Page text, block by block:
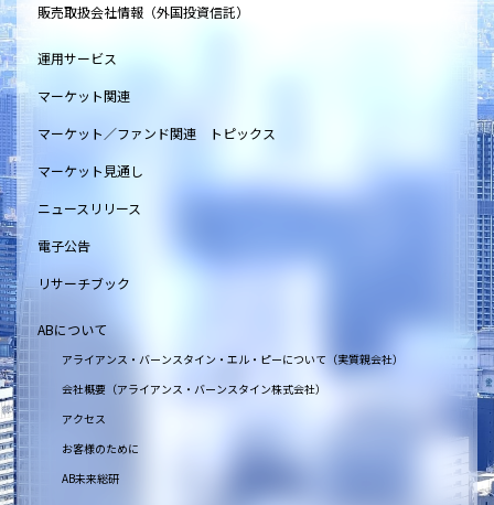
販売取扱会社情報（外国投資信託）
運用サービス
マーケット関連
マーケット／ファンド関連 トピックス
マーケット見通し
ニュースリリース
電子公告
リサーチブック
ABについて
アライアンス・バーンスタイン・エル・ピーについて（実質親会社）
会社概要（アライアンス・バーンスタイン株式会社）
アクセス
お客様のために
AB未来総研